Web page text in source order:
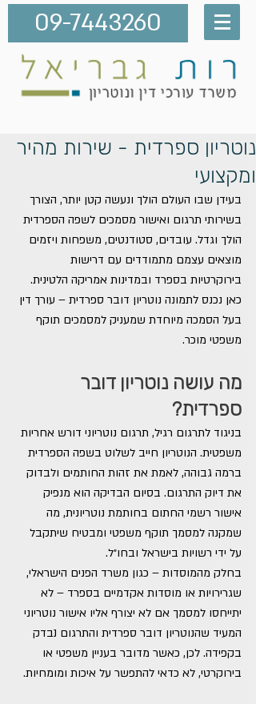
09-7443260
נוטריון ספרדית - שירות מהיר
ומקצועי
בעידן שבו העולם הולך ונעשה קטן יותר, הצורך
בשירותי תרגום ואישור מסמכים לשפה הספרדית
הולך וגדל. עובדים, סטודנטים, משפחות ויזמים
מוצאים עצמם מתמודדים עם דרישות
בירוקרטיות בספרד ובמדינות אמריקה הלטינית.
כאן נכנס לתמונה נוטריון דובר ספרדית – עורך דין
בעל הסמכה מיוחדת שמעניק למסמכים תוקף
משפטי מוכר.
מה עושה נוטריון דובר
ספרדית?
בניגוד לתרגום רגיל, תרגום נוטריוני דורש אחריות
משפטית. הנוטריון חייב לשלוט בשפה הספרדית
ברמה גבוהה, לאמת את זהות החותמים ולבדוק
את דיוק התרגום. בסיום הבדיקה הוא מנפיק
אישור רשמי החתום בחותמת נוטריונית, מה
שמקנה למסמך תוקף משפטי ומבטיח שיתקבל
על ידי רשויות בישראל ובחו״ל.
בחלק מהמוסדות – כגון משרד הפנים הישראלי,
שגרירויות או מוסדות אקדמיים בספרד – לא
יתייחסו למסמך אם לא יצורף אליו אישור נוטריוני
המעיד שהנוטריון דובר ספרדית והתרגום נבדק
בקפידה. לכן, כאשר מדובר בעניין משפטי או
בירוקרטי, לא כדאי להתפשר על איכות ומומחיות.